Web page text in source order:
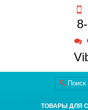
ТОВАРЫ ДЛЯ